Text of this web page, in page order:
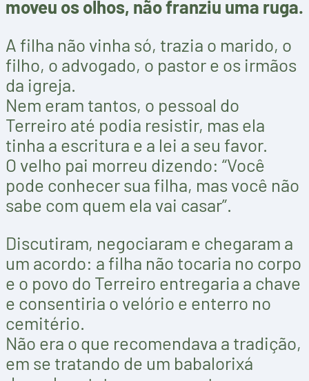
moveu os olhos, não franziu uma ruga.
A filha não vinha só, trazia o marido, o
filho, o advogado, o pastor e os irmãos
da igreja.
Nem eram tantos, o pessoal do
Terreiro até podia resistir, mas ela
tinha a escritura e a lei a seu favor.
O velho pai morreu dizendo: “Você
pode conhecer sua filha, mas você não
sabe com quem ela vai casar”.
Discutiram, negociaram e chegaram a
um acordo: a filha não tocaria no corpo
e o povo do Terreiro entregaria a chave
e consentiria o velório e enterro no
cemitério.
Não era o que recomendava a tradição,
em se tratando de um babalorixá